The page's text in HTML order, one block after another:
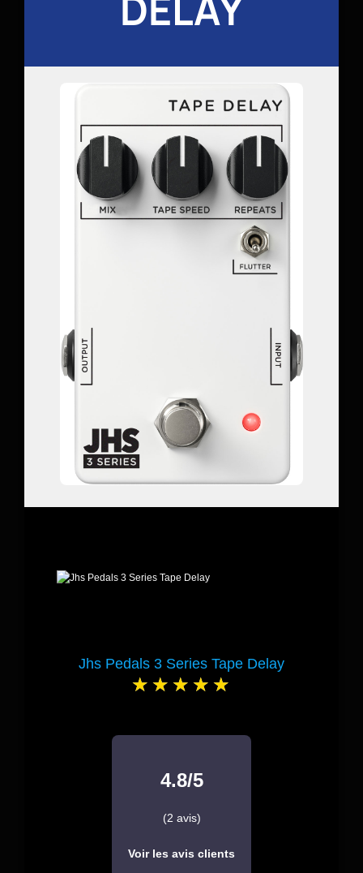
Jhs Pedals 3 Series Tape Delay
4.8/5
(2 avis)
Voir les avis clients